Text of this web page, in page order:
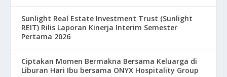
Sunlight Real Estate Investment Trust (Sunlight
REIT) Rilis Laporan Kinerja Interim Semester
Pertama 2026
Ciptakan Momen Bermakna Bersama Keluarga di
Liburan Hari Ibu bersama ONYX Hospitality Group